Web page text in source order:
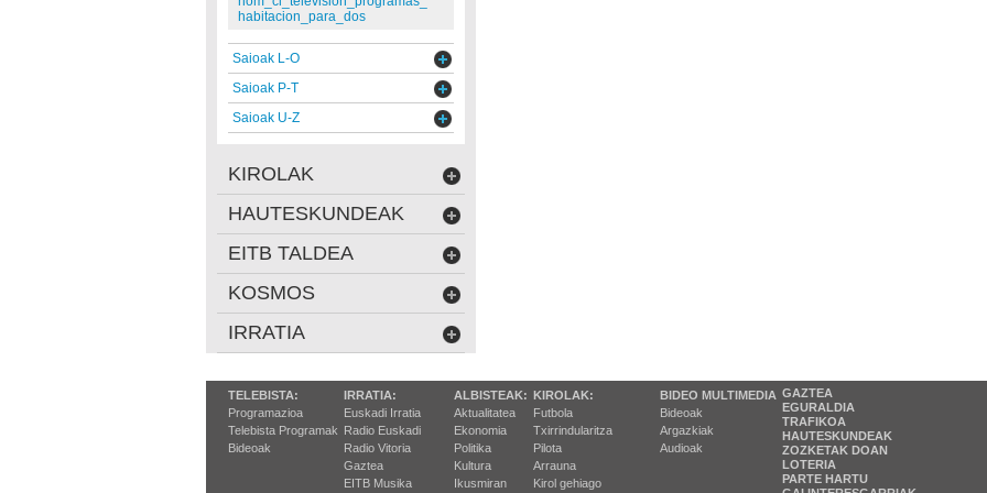
habitacion_para_dos
Saioak L-O
Saioak P-T
Saioak U-Z
KIROLAK
HAUTESKUNDEAK
EITB TALDEA
KOSMOS
IRRATIA
TELEBISTA:
Programazioa
Telebista Programak
Bideoak
IRRATIA:
Euskadi Irratia
Radio Euskadi
Radio Vitoria
Gaztea
EITB Musika
ALBISTEAK:
Aktualitatea
Ekonomia
Politika
Kultura
Ikusmiran
KIROLAK:
Futbola
Txirrindularitza
Pilota
Arrauna
Kirol gehiago
BIDEO MULTIMEDIA
Bideoak
Argazkiak
Audioak
GAZTEA
EGURALDIA
TRAFIKOA
HAUTESKUNDEAK
ZOZKETAK DOAN
LOTERIA
PARTE HARTU